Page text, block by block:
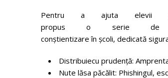
Pentru a ajuta elevii
propus o serie de
conștientizare în școli, dedicată
Distribuiecu prudență:
Nute lăsa păcălit: Phishingul,